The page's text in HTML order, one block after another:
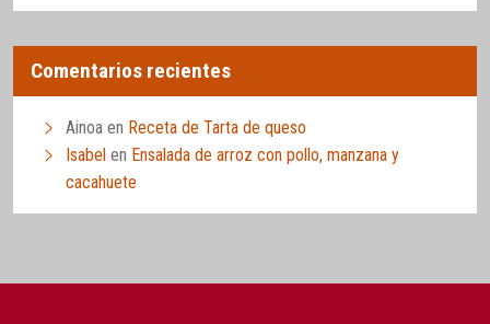
Comentarios recientes
Ainoa en Receta de Tarta de queso
Isabel en Ensalada de arroz con pollo, manzana y
cacahuete